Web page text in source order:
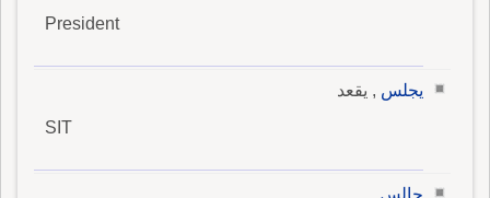
President
يجلس , يقعد
SIT